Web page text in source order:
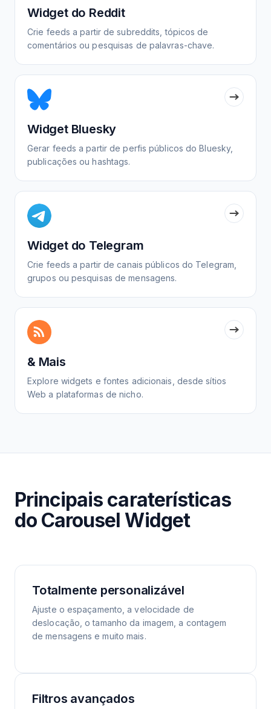
Widget do Reddit
Crie feeds a partir de subreddits, tópicos de
comentários ou pesquisas de palavras-chave.
Widget Bluesky
Gerar feeds a partir de perfis públicos do Bluesky,
publicações ou hashtags.
Widget do Telegram
Crie feeds a partir de canais públicos do Telegram,
grupos ou pesquisas de mensagens.
& Mais
Explore widgets e fontes adicionais, desde sítios
Web a plataformas de nicho.
Principais caraterísticas
do Carousel Widget
Totalmente personalizável
Ajuste o espaçamento, a velocidade de
deslocação, o tamanho da imagem, a contagem
de mensagens e muito mais.
Filtros avançados